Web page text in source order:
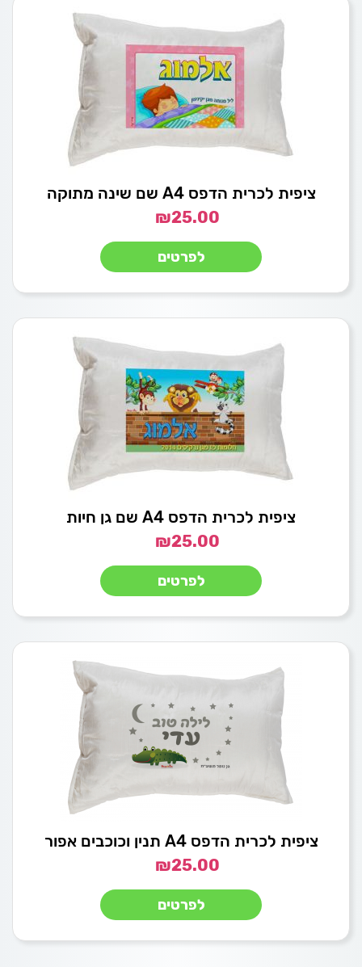
ציפית לכרית הדפס A4 שם שינה מתוקה
₪25.00
לפרטים
ציפית לכרית הדפס A4 שם גן חיות
₪25.00
לפרטים
ציפית לכרית הדפס A4 תנין וכוכבים אפור
₪25.00
לפרטים